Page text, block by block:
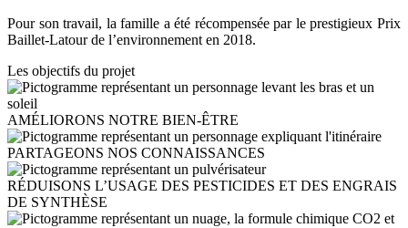
Pour son travail, la famille a été récompensée par le prestigieux Prix
Baillet-Latour de l’environnement en 2018.
Les objectifs du projet
Icon
Image
AMÉLIORONS NOTRE BIEN-ÊTRE
Icon
Image
PARTAGEONS NOS CONNAISSANCES
Icon
Image
RÉDUISONS L’USAGE DES PESTICIDES ET DES ENGRAIS
DE SYNTHÈSE
Icon
Image